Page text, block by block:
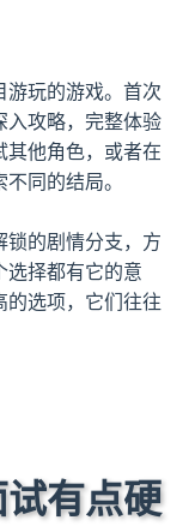
游玩的游戏。首次
入攻略，完整体验
他角色，或者在
同的结局。
的剧情分支，方
选择都有它的意
的选项，它们往往
有点硬